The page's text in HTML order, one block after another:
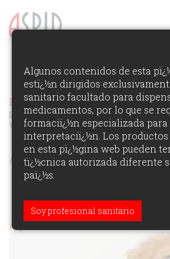
FOTOS GALA ASPID 2017
VER RANKING
Premios Aspid Espaï¿½a 2017Ver
Ediciï¿½n
VETERINARIA
ÁREAS DE PARTICIPACIï¿½N:
Aspid de Oro
Algunos contenidos de esta
estï¿½n dirigidos
sanitario facultado para
medicamentos, por lo que se
formaciï¿½n especializada para
interpretaciï¿½n. Los
en esta pï¿½gina web pueden
tï¿½cnica autorizada diferente
paï¿½s.
Soy profesional sanitario